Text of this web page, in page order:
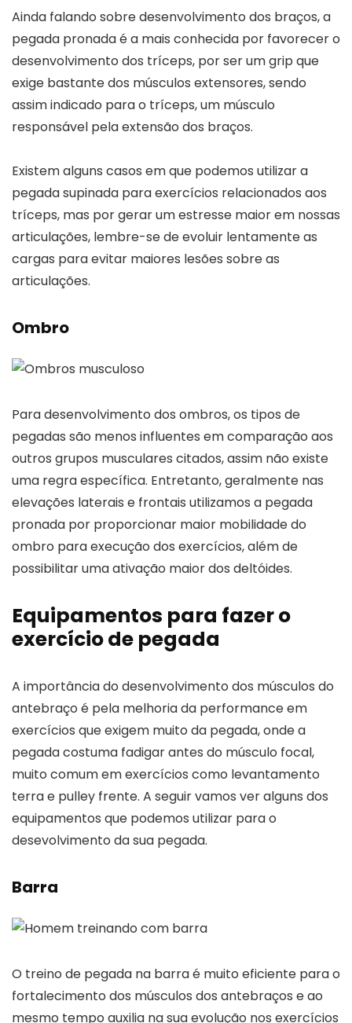
Ainda falando sobre desenvolvimento dos braços, a
pegada pronada é a mais conhecida por favorecer o
desenvolvimento dos tríceps, por ser um grip que
exige bastante dos músculos extensores, sendo
assim indicado para o tríceps, um músculo
responsável pela extensão dos braços.
Existem alguns casos em que podemos utilizar a
pegada supinada para exercícios relacionados aos
tríceps, mas por gerar um estresse maior em nossas
articulações, lembre-se de evoluir lentamente as
cargas para evitar maiores lesões sobre as
articulações.
Ombro
Para desenvolvimento dos ombros, os tipos de
pegadas são menos influentes em comparação aos
outros grupos musculares citados, assim não existe
uma regra específica. Entretanto, geralmente nas
elevações laterais e frontais utilizamos a pegada
pronada por proporcionar maior mobilidade do
ombro para execução dos exercícios, além de
possibilitar uma ativação maior dos deltóides.
Equipamentos para fazer o
exercício de pegada
A importância do desenvolvimento dos músculos do
antebraço é pela melhoria da performance em
exercícios que exigem muito da pegada, onde a
pegada costuma fadigar antes do músculo focal,
muito comum em exercícios como levantamento
terra e pulley frente. A seguir vamos ver alguns dos
equipamentos que podemos utilizar para o
desevolvimento da sua pegada.
Barra
O treino de pegada na barra é muito eficiente para o
fortalecimento dos músculos dos antebraços e ao
mesmo tempo auxilia na sua evolução nos exercícios